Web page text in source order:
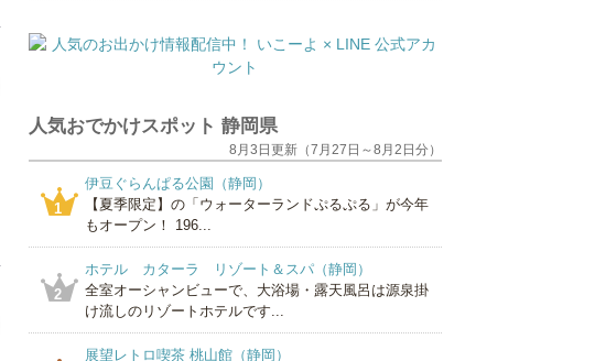
人気おでかけスポット 静岡県
8月3日更新（7月27日～8月2日分）
1
伊豆ぐらんぱる公園（静岡）
【夏季限定】の「ウォーターランドぷるぷる」が今年
もオープン！ 196...
2
ホテル カターラ リゾート＆スパ（静岡）
全室オーシャンビューで、大浴場・露天風呂は源泉掛
け流しのリゾートホテルです...
展望レトロ喫茶 桃山館（静岡）